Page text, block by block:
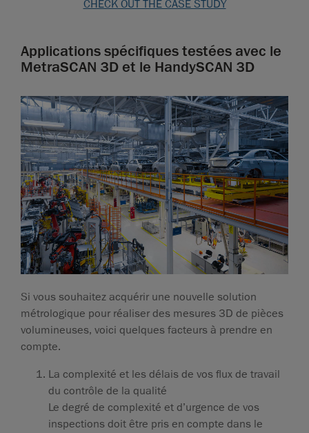
CHECK OUT THE CASE STUDY
Applications spécifiques testées avec le
MetraSCAN 3D et le HandySCAN 3D
Si vous souhaitez acquérir une nouvelle solution
métrologique pour réaliser des mesures 3D de pièces
volumineuses, voici quelques facteurs à prendre en
compte.
La complexité et les délais de vos flux de travail
du contrôle de la qualité
Le degré de complexité et d’urgence de vos
inspections doit être pris en compte dans le